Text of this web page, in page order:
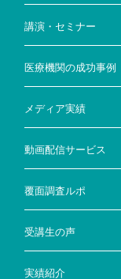
講演・セミナー
医療機関の成功事例
メディア実績
動画配信サービス
覆面調査ルポ
受講生の声
実績紹介